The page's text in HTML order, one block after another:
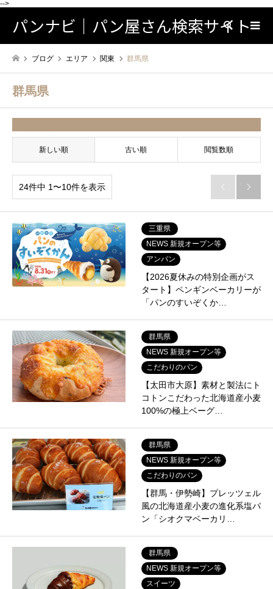
-->
パンナビ｜パン屋さん検索サイト検索
ブログ エリア 関東 群馬県
群馬県
新しい順 古い順 閲覧数順
24件中 1〜10件を表示  
三重県
NEWS 新規オープン等
アンパン
【2026夏休みの特別企画がス
タート】ペンギンベーカリーが
「パンのすいぞくか…
群馬県
NEWS 新規オープン等
こだわりのパン
【太田市大原】素材と製法にト
コトンこだわった北海道産小麦
100%の極上ベーグ…
群馬県
NEWS 新規オープン等
こだわりのパン
【群馬・伊勢崎】プレッツェル
風の北海道産小麦の進化系塩パ
ン「シオクマベーカリ…
群馬県
NEWS 新規オープン等
スイーツ